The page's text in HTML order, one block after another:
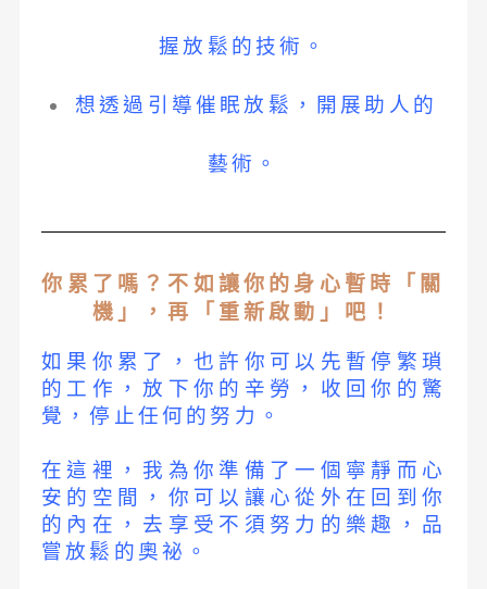
握放鬆的技術。
想透過引導催眠放鬆，開展助人的
藝術。
你累了嗎？不如讓你的身心暫時「關
機」，再「重新啟動」吧！
如果你累了，也許你可以先暫停繁瑣
的工作，放下你的辛勞，收回你的驚
覺，停止任何的努力。
在這裡，我為你準備了一個寧靜而心
安的空間，你可以讓心從外在回到你
的內在，去享受不須努力的樂趣，品
嘗放鬆的奧祕。